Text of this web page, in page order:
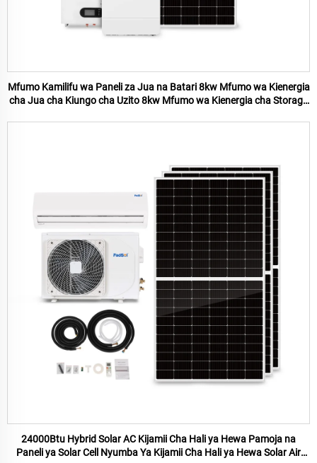
Mfumo Kamilifu wa Paneli za Jua na Batari 8kw Mfumo wa Kienergia
cha Jua cha Kiungo cha Uzito 8kw Mfumo wa Kienergia cha Storage
24000Btu Hybrid Solar AC Kijamii Cha Hali ya Hewa Pamoja na
Paneli ya Solar Cell Nyumba Ya Kijamii Cha Hali ya Hewa Solar Air